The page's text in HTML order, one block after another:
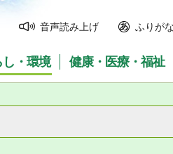
音声読み上げ ふりが
し・環境 健康・医療・福祉